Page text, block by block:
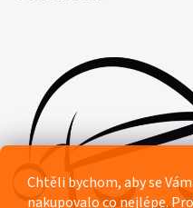
Chtěli bychom, aby se
nakupovalo co nejlépe.